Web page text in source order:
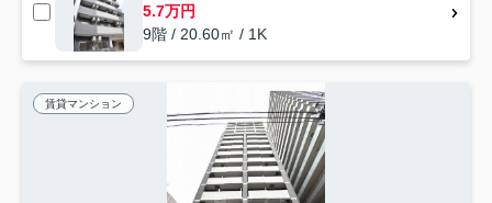
5.7万円
9階 / 20.60㎡ / 1K
賃貸マンション